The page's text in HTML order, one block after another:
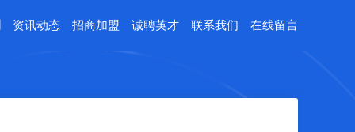
资讯动态 招商加盟 诚聘英才 联系我们 在线留言